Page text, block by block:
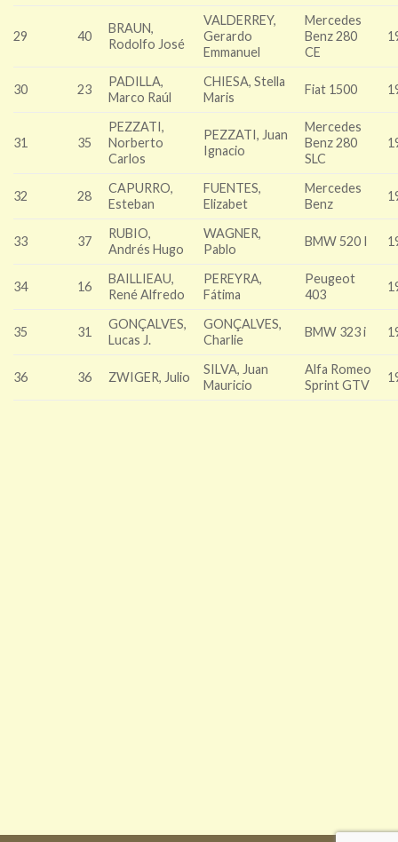
29 40
BRAUN,
Rodolfo José
VALDERREY,
Gerardo
Emmanuel
Mercedes
Benz 280
CE
30 23
PADILLA,
Marco Raúl
CHIESA, Stella
Maris
Fiat 1500
31 35
PEZZATI,
Norberto
Carlos
PEZZATI, Juan
Ignacio
Mercedes
Benz 280
SLC
32 28
CAPURRO,
Esteban
FUENTES,
Elizabet
Mercedes
Benz
33 37
RUBIO,
Andrés Hugo
WAGNER,
Pablo
BMW 520 I
34 16
BAILLIEAU,
René Alfredo
PEREYRA,
Fátima
Peugeot
403
35 31
GONÇALVES,
Lucas J.
GONÇALVES,
Charlie
BMW 323 i
36 36 ZWIGER, Julio
SILVA, Juan
Mauricio
Alfa Romeo
Sprint GTV